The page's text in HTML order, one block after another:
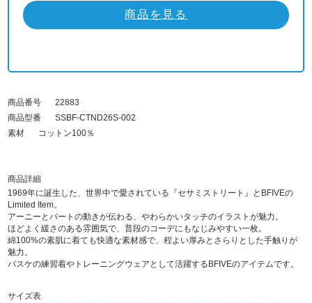
商品を見る
商品番号
22883
商品型番
SSBF-CTND26S-002
素材
コットン100％
商品詳細
1969年に誕生した、世界中で愛されている『セサミストリート』とBFIVEの
Limited Item。
アーニーとバートの動きが伝わる、やわらかいタッチのイラストが魅力。
ほどよく緩さのある雰囲気で、普段のコーデにもなじみやすい一枚。
綿100%の素肌に着ても快適な素材感で、程よい厚みとさらりとした手触りが
魅力。
バスケの練習着やトレーニングウェアとして活躍するBFIVEのアイテムです。
サイズ表